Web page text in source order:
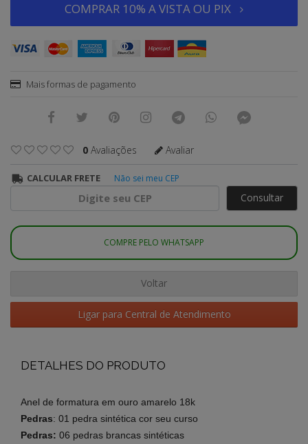
COMPRAR 10% A VISTA OU PIX
Mais formas de pagamento
0 Avaliações Avaliar
CALCULAR FRETE Não sei meu CEP
Consultar
COMPRE PELO WHATSAPP
Voltar
Ligar para Central de Atendimento
DETALHES DO PRODUTO
Anel de formatura em ouro amarelo 18k
Pedras: 01 pedra sintética cor seu curso
Pedras: 06 pedras brancas sintéticas